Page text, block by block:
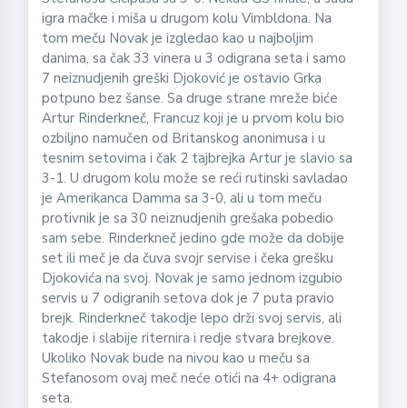
igra mačke i miša u drugom kolu Vimbldona. Na
tom meču Novak je izgledao kao u najboljim
danima, sa čak 33 vinera u 3 odigrana seta i samo
7 neiznudjenih greški Djoković je ostavio Grka
potpuno bez šanse. Sa druge strane mreže biće
Artur Rinderkneč, Francuz koji je u prvom kolu bio
ozbiljno namučen od Britanskog anonimusa i u
tesnim setovima i čak 2 tajbrejka Artur je slavio sa
3-1. U drugom kolu može se reći rutinski savladao
je Amerikanca Damma sa 3-0, ali u tom meču
protivnik je sa 30 neiznudjenih grešaka pobedio
sam sebe. Rinderkneč jedino gde može da dobije
set ili meč je da čuva svojr servise i čeka grešku
Djokovića na svoj. Novak je samo jednom izgubio
servis u 7 odigranih setova dok je 7 puta pravio
brejk. Rinderkneč takodje lepo drži svoj servis, ali
takodje i slabije riternira i redje stvara brejkove.
Ukoliko Novak bude na nivou kao u meču sa
Stefanosom ovaj meč neće otići na 4+ odigrana
seta.